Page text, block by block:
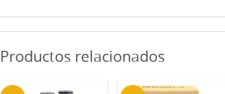
Productos relacionados